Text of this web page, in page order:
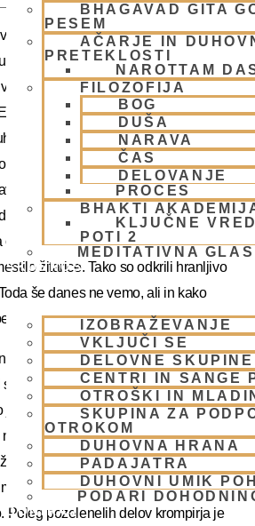
BHAGAVAD GITA
PESEM
AČARJE IN
PRETEKLOSTI
NAROTTAM
FILOZOFIJA
BOG
DUŠA
NARAVA
ČAS
DELOVANJE
PROCES
BHAKTI
KLJUČNE
POTI 2
MEDITATIVNA
SKUPNOST
IZOBRAŽEVANJE
VKLJUČI SE
DELOVNE SKUPINE
CENTRI IN SANGE
OTROŠKI IN
SKUPINA ZA
OTROKOM
DUHOVNA HRANA
PADAJATRA
DUHOVNI UMIK
PODARI
DONIRAJ
krompirjevih listih nahajajo strupeni
odkritja Amerike in s tem tudi
Ko so Evropejci odkrili krompir
v Veliko Britanijo, da bi ga
pripravil in postregel s
pa vrgel proč. Elizabeta nad
zato ga v Evropi niso
100 let. Kasneje so v Franciji
odkritje živila, ki bi lahko v primeru
žitarice. Tako so odkrili hranljivo
še danes ne vemo, ali in kako
odstranimo dele krompirja,v katerih
Včasih opazimo, da je gomolj
je znak, da se na tem mestu zbirajo
če je krompir izpostavljen
ali pa toploti. Tovrstnih strupov
dovolj pa je, da zelene dele
Poleg pozelenelih delov krompirja je